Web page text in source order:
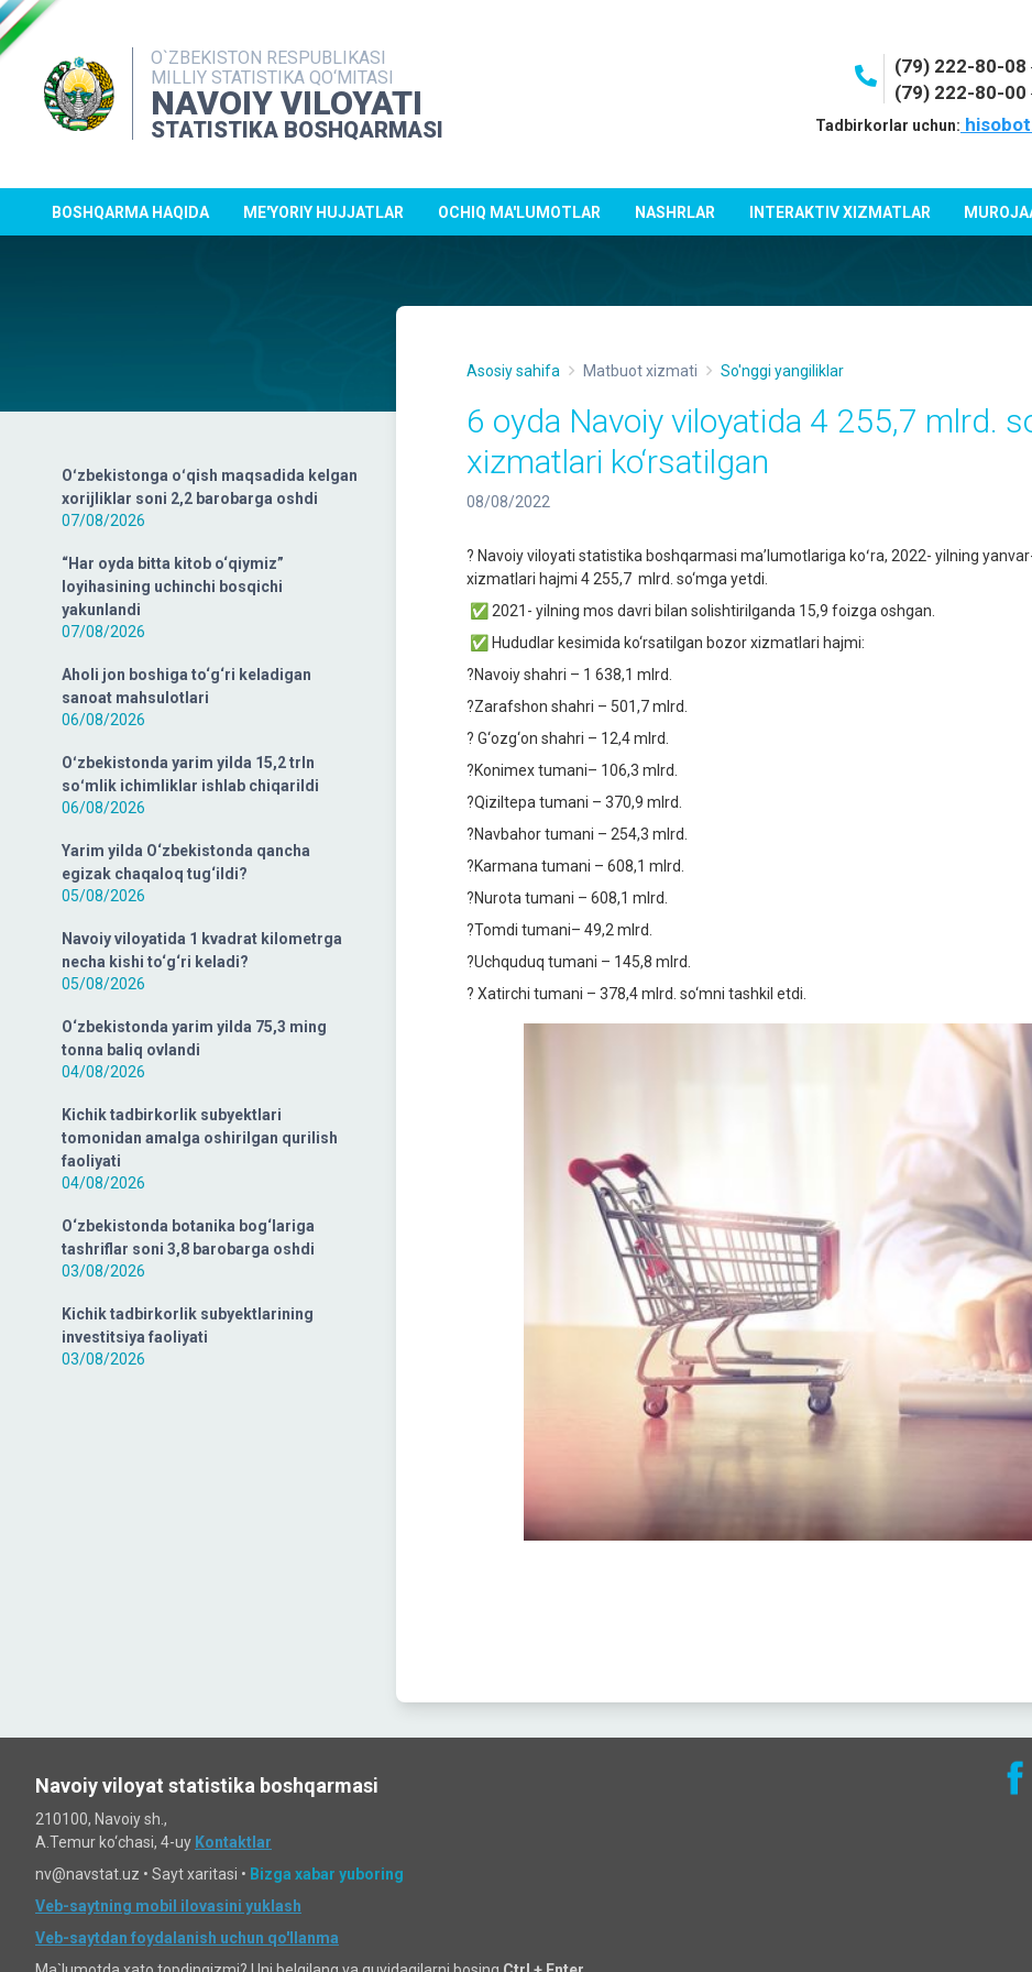
O`ZBEKISTON RESPUBLIKASI
MILLIY STATISTIKA QO‘MITASI
NAVOIY VILOYATI
STATISTIKA BOSHQARMASI
(79) 222-80-08
(79) 222-80-00
Tadbirkorlar uchun:
BOSHQARMA HAQIDA ME'YORIY HUJJATLAR OCHIQ MA'LUMOTLAR NASHRLAR INTERAKTIV XIZMATLAR
Oʻzbekistonga oʻqish maqsadida kelgan
xorijliklar soni 2,2 barobarga oshdi
07/08/2026
“Har oyda bitta kitob o‘qiymiz”
loyihasining uchinchi bosqichi
yakunlandi
07/08/2026
Aholi jon boshiga to‘g‘ri keladigan
sanoat mahsulotlari
06/08/2026
Oʻzbekistonda yarim yilda 15,2 trln
soʻmlik ichimliklar ishlab chiqarildi
06/08/2026
Yarim yilda O‘zbekistonda qancha
egizak chaqaloq tug‘ildi?
05/08/2026
Navoiy viloyatida 1 kvadrat kilometrga
necha kishi to‘g‘ri keladi?
05/08/2026
O‘zbekistonda yarim yilda 75,3 ming
tonna baliq ovlandi
04/08/2026
Kichik tadbirkorlik subyektlari
tomonidan amalga oshirilgan qurilish
faoliyati
04/08/2026
O‘zbekistonda botanika bog‘lariga
tashriflar soni 3,8 barobarga oshdi
03/08/2026
Kichik tadbirkorlik subyektlarining
investitsiya faoliyati
03/08/2026
Asosiy sahifa Matbuot xizmati So'nggi yangiliklar
6 oyda Navoiy viloyatida 4 255,7 mlrd.
xizmatlari ko‘rsatilgan
08/08/2022
? Navoiy viloyati statistika boshqarmasi maʼlumotlariga koʻra, 2022- yilning
xizmatlari hajmi 4 255,7 mlrd. so‘mga yetdi.
✅ 2021- yilning mos davri bilan solishtirilganda 15,9 foizga oshgan.
✅ Hududlar kesimida ko‘rsatilgan bozor xizmatlari hajmi:
?Navoiy shahri – 1 638,1 mlrd.
?Zarafshon shahri – 501,7 mlrd.
? G‘ozg‘on shahri – 12,4 mlrd.
?Konimex tumani– 106,3 mlrd.
?Qiziltepa tumani – 370,9 mlrd.
?Navbahor tumani – 254,3 mlrd.
?Karmana tumani – 608,1 mlrd.
?Nurota tumani – 608,1 mlrd.
?Tomdi tumani– 49,2 mlrd.
?Uchquduq tumani – 145,8 mlrd.
? Xatirchi tumani – 378,4 mlrd. so‘mni tashkil etdi.
Navoiy viloyat statistika boshqarmasi
210100, Navoiy sh.,
A.Temur ko‘chаsi, 4-uy Kontaktlar
nv@navstat.uz • Sayt xaritasi • Bizga xabar yuboring
Veb-saytning mobil ilovasini yuklash
Veb-saytdan foydalanish uchun qo'llanma